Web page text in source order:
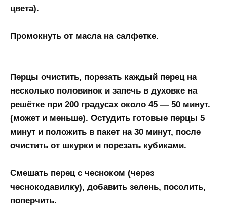
цвета).
Промокнуть от масла на салфетке.
Перцы очистить, порезать каждый перец на
несколько половинок и запечь в духовке на
решётке при 200 градусах около 45 — 50 минут.
(может и меньше). Остудить готовые перцы 5
минут и положить в пакет на 30 минут, после
очистить от шкурки и порезать кубиками.
Смешать перец с чесноком (через
чеснокодавилку), добавить зелень, посолить,
поперчить.